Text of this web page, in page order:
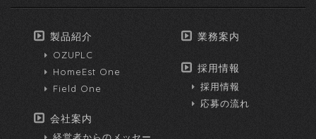
製品紹介
OZUPLC
HomeEst One
Field One
会社案内
業務案内
採用情報
採用情報
応募の流れ